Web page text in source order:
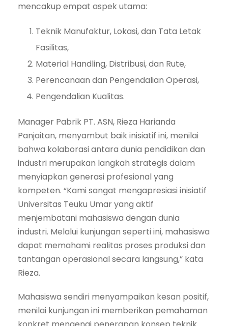
mencakup empat aspek utama:
Teknik Manufaktur, Lokasi, dan Tata Letak
Fasilitas,
Material Handling, Distribusi, dan Rute,
Perencanaan dan Pengendalian Operasi,
Pengendalian Kualitas.
Manager Pabrik PT. ASN, Rieza Harianda
Panjaitan, menyambut baik inisiatif ini, menilai
bahwa kolaborasi antara dunia pendidikan dan
industri merupakan langkah strategis dalam
menyiapkan generasi profesional yang
kompeten. “Kami sangat mengapresiasi inisiatif
Universitas Teuku Umar yang aktif
menjembatani mahasiswa dengan dunia
industri. Melalui kunjungan seperti ini, mahasiswa
dapat memahami realitas proses produksi dan
tantangan operasional secara langsung,” kata
Rieza.
Mahasiswa sendiri menyampaikan kesan positif,
menilai kunjungan ini memberikan pemahaman